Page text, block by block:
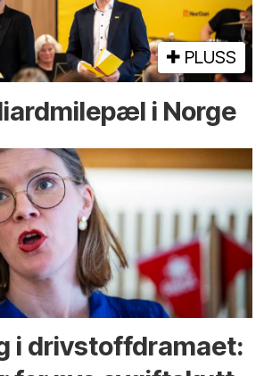
PLUSS
i Norge
i drivstoffdramaet: